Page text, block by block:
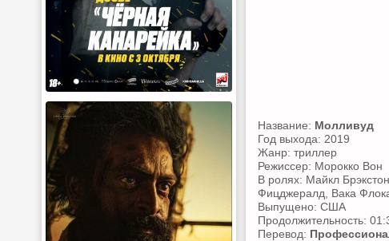
Название: Молливуд
Год выхода: 2019
Жанр: триллер
Режиссер: Морокко Вон
В ролях: Майкл
Фицджералд, Вака
Выпущено: США
Продолжительность:
Перевод: